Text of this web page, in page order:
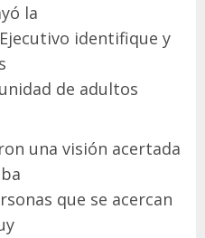
la
identifique y
de adultos
una visión acertada
que se acercan